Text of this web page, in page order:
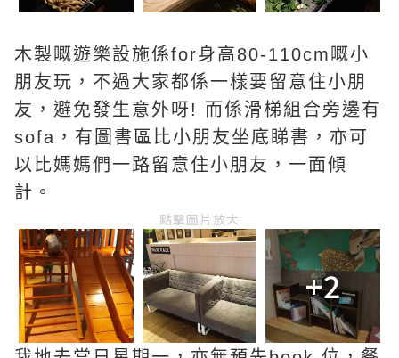
木製嘅遊樂設施係for身高80-110cm嘅小
朋友玩，不過大家都係一樣要留意住小朋
友，避免發生意外呀! 而係滑梯組合旁邊有
sofa，有圖書區比小朋友坐底睇書，亦可
以比媽媽們一路留意住小朋友，一面傾
計。
點擊圖片放大
+2